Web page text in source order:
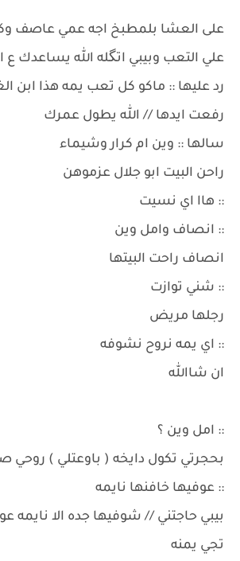
على العشا بلمطبخ اجه عمي عاصف
علي التعب وبيبي اتگله الله يساعدك ع
رد عليها :: ماكو كل تعب يمه هذا ابن
رفعت ايدها // الله يطول عمرك
سالها :: وين ام كرار وشيماء
راحن البيت ابو جلال عزموهن
:: هاا اي نسيت
:: انصاف وامل وين
انصاف راحت البيتها
:: شني توازت
رجلها مريض
:: اي يمه نروح نشوفه
ان شاالله
:: امل وين ؟
بحجرتي تكول دايخه ( باوعتلي ) روحي
:: عوفيها خافنها نايمه
بيبي حاجتني // شوفيها جده الا نايمه
تجي يمنه